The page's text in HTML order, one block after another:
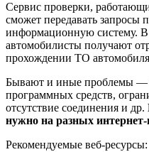
Сервис проверки,
сможет передавать запросы
информационную систему. В
автомобилисты получают
прохождении ТО
Бывают и иные проблемы —
программных средств,
отсутствие соединения и др.
нужно на разных
Рекомендуемые веб-ресурсы: